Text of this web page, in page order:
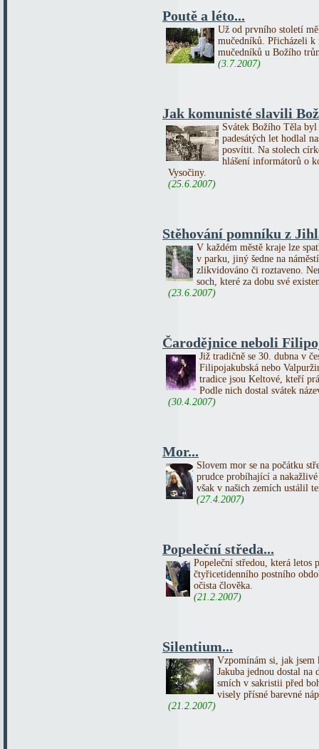
Poutě a léto...
Už od prvního století
mučedníků. Přicházeli
mučedníků u Božího
(3.7.2007)
Jak komunisté slavili
Svátek Božího Těla
padesátých let hodlal
posvítit. Na stolech
hlášení informátorů o
Vysočiny.
(25.6.2007)
Stěhování pomníku z
V každém městě kraje lze
v parku, jiný šedne na
zlikvidováno či roztaveno.
soch, které za dobu své
(23.6.2007)
Čarodějnice neboli
Již tradičně se 30. dubna v
Filipojakubská nebo
tradice jsou Keltové, kteří
Podle nich dostal svátek
(30.4.2007)
Mor...
Slovem mor se na počátku
prudce probíhající a
však v našich zemích ustálil
(27.4.2007)
Popeleční středa...
Popeleční středou, která letos
čtyřicetidenního postního
očista člověka.
(21.2.2007)
Silentium...
Vzpomínám si, jak jsem
Jakuba jednou dostal
smích v sakristii před
visely přísné barevné
(21.2.2007)